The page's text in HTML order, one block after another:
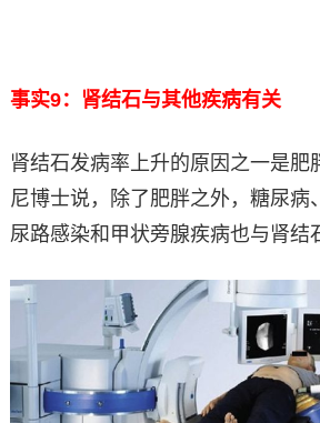
事实9：肾结石与其他疾病有关
肾结石发病率上升的原因之一是肥
尼博士说，除了肥胖之外，糖尿病
尿路感染和甲状旁腺疾病也与肾结